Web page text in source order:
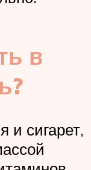
в
и сигарет,